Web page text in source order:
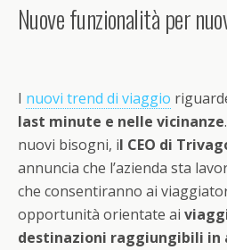
Nuove funzionalità per
I nuovi trend di viaggio
last minute e nelle vicinanze
nuovi bisogni, il CEO di
annuncia che l’azienda sta
che consentiranno ai
opportunità orientate ai
destinazioni raggiungibili in